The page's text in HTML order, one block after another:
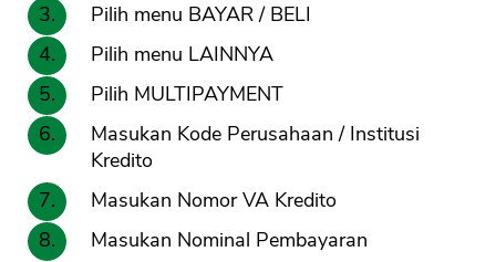
Pilih menu BAYAR / BELI
Pilih menu LAINNYA
Pilih MULTIPAYMENT
Masukan Kode Perusahaan / Institusi
Kredito
Masukan Nomor VA Kredito
Masukan Nominal Pembayaran